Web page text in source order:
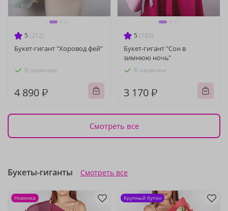
5 (212)
Букет-гигант "Хоровод фей"
В наличии
4 890 ₽
5 (185)
Букет-гигант "Сон в
зимнюю ночь"
В наличии
3 170 ₽
Смотреть все
Букеты-гиганты Смотреть все
Новинка Крупный бутон